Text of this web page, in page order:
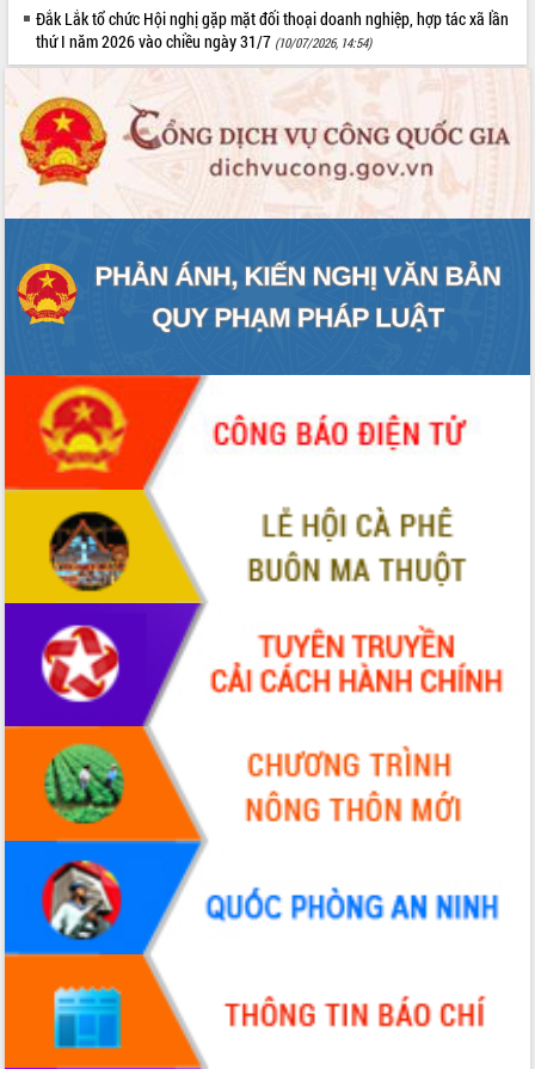
Tất cả: 65988489
Đắk Lắk tổ chức Hội nghị gặp mặt đối thoại doanh nghiệp, hợp tác xã lần
thứ I năm 2026 vào chiều ngày 31/7 (10/07/2026, 14:54)